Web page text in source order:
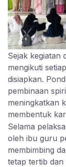
Sejak kegiatan
mengikuti
disiapkan.
pembinaan
meningkatkan
membentuk
Selama
oleh ibu guru
membimbing
tetap tertib dan